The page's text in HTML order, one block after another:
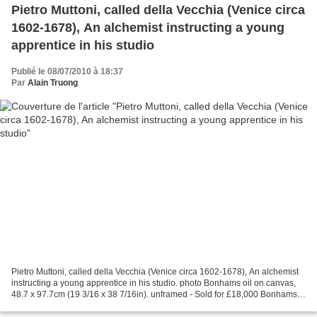
Pietro Muttoni, called della Vecchia (Venice circa
1602-1678), An alchemist instructing a young
apprentice in his studio
Publié le 08/07/2010 à 18:37
Par Alain Truong
Pietro Muttoni, called della Vecchia (Venice circa 1602-1678), An alchemist
instructing a young apprentice in his studio. photo Bonhams oil on canvas,
48.7 x 97.7cm (19 3/16 x 38 7/16in). unframed - Sold for £18,000 Bonhams.